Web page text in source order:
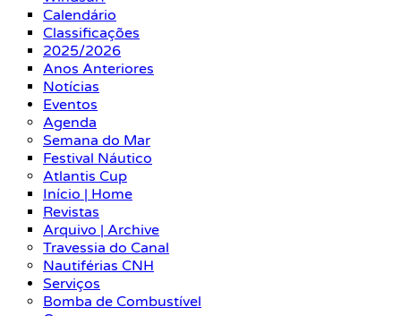
Calendário
Classificações
2025/2026
Anos Anteriores
Notícias
Eventos
Agenda
Semana do Mar
Festival Náutico
Atlantis Cup
Início | Home
Revistas
Arquivo | Archive
Travessia do Canal
Nautiférias CNH
Serviços
Bomba de Combustível